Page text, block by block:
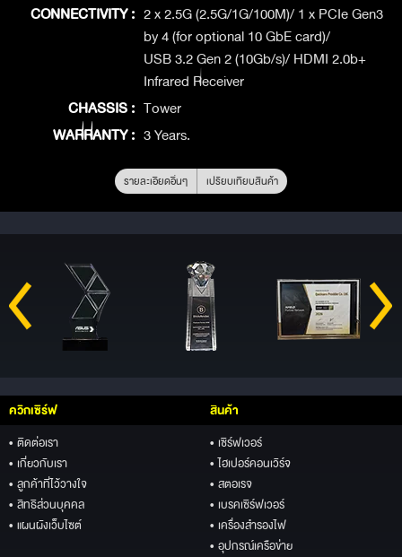
CONNECTIVITY : 2 x 2.5G (2.5G/1G/100M)/ 1 x PCIe Gen3
by 4 (for optional 10 GbE card)/
USB 3.2 Gen 2 (10Gb/s)/ HDMI 2.0b+
Infrared Receiver
CHASSIS : Tower
WARRANTY : 3 Years.
รายละเอียดอื่นๆ เปรียบเทียบสินค้า
ควิกเซิร์ฟ
• ติดต่อเรา
• เกี่ยวกับเรา
• ลูกค้าที่ไว้วางใจ
• สิทธิส่วนบุคคล
• แผนผังเว็บไซต์
สินค้า
• เซิร์ฟเวอร์
• ไฮเปอร์คอนเวิร์จ
• สตอเรจ
• เบรคเซิร์ฟเวอร์
• เครื่องสำรองไฟ
• อุปกรณ์เครือข่าย